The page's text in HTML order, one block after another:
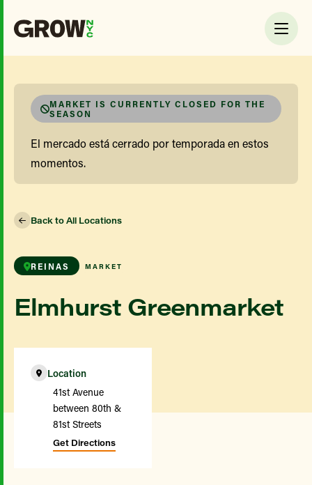
MARKET IS CURRENTLY CLOSED FOR THE
SEASON
El mercado está cerrado por temporada en estos
momentos.
Back to All Locations
REINAS MARKET
Elmhurst Greenmarket
Location
41st Avenue
between 80th &
81st Streets
Get Directions